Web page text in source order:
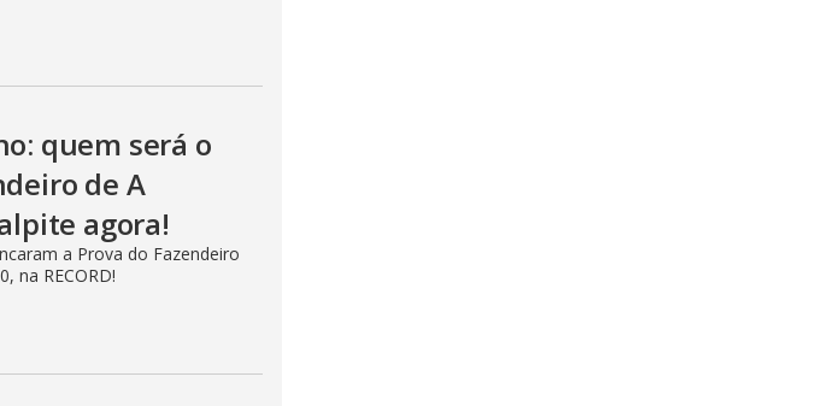
quem será o
de A
agora!
a Prova do Fazendeiro
na RECORD!